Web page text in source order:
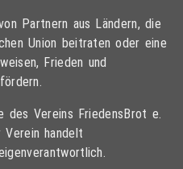
Partnern aus Ländern, die
Union beitraten oder eine
Frieden und
des Vereins FriedensBrot e.
handelt